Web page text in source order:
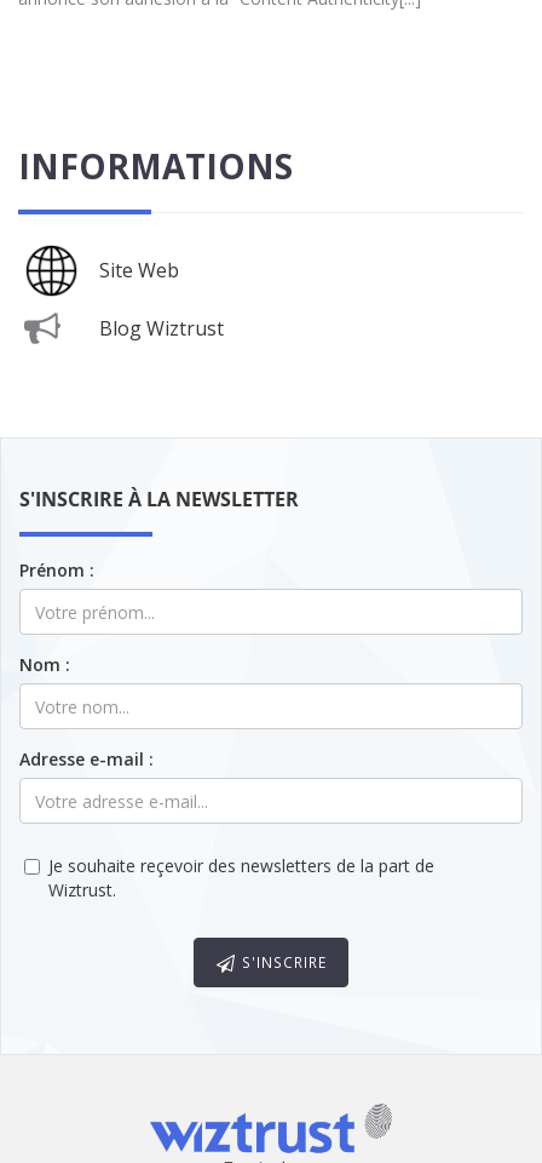
INFORMATIONS
Site Web
Blog Wiztrust
S'INSCRIRE À LA NEWSLETTER
Prénom :
Nom :
Adresse e-mail :
Je souhaite reçevoir des newsletters de la part de
Wiztrust.
S'INSCRIRE